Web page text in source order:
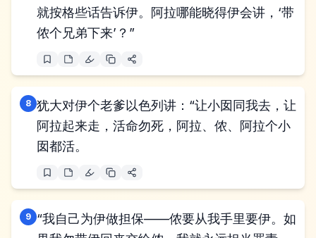
就按格些话告诉伊。阿拉哪能晓得伊会讲，‘带
侬个兄弟下来’？”
8 犹大对伊个老爹以色列讲：“让小囡同我去，让
阿拉起来走，活命勿死，阿拉、侬、阿拉个小
囡都活。
9 “我自己为伊做担保——侬要从我手里要伊。如